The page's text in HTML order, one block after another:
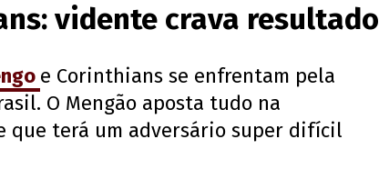
vidente crava resultado
e Corinthians se enfrentam pela
O Mengão aposta tudo na
que terá um adversário super difícil